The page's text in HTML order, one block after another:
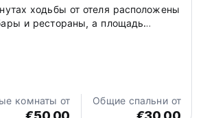
ходьбы от отеля расположены
и рестораны, а площадь
всего в 800 метрах.
комнаты от Общие спальни от